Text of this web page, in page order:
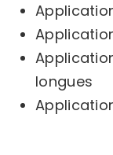
longues